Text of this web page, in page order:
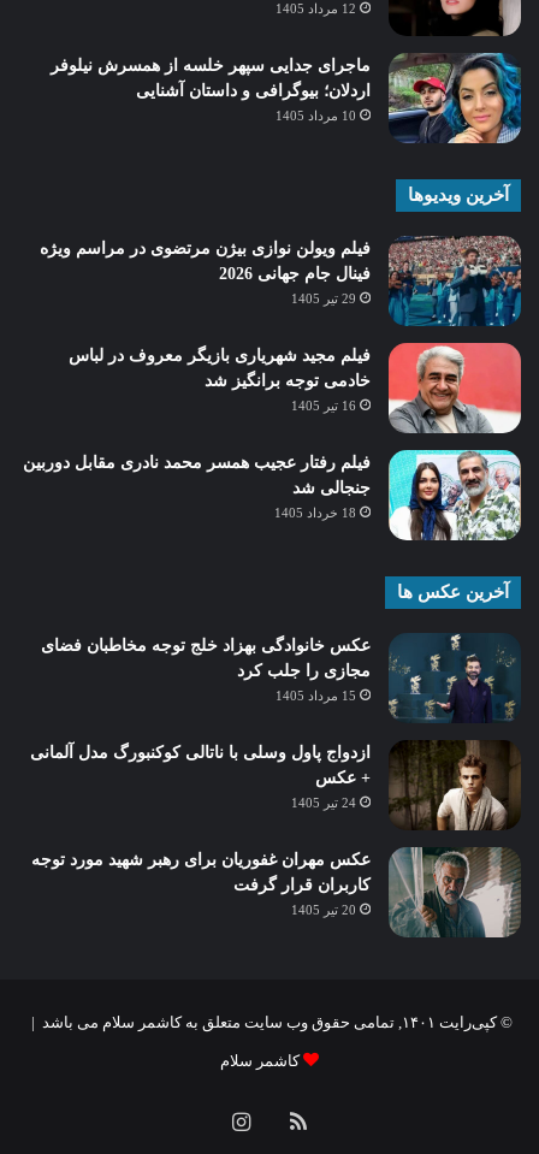
12 مرداد 1405
ماجرای جدایی سپهر خلسه از همسرش نیلوفر
اردلان؛ بیوگرافی و داستان آشنایی
10 مرداد 1405
آخرین ویدیوها
فیلم ویولن نوازی بیژن مرتضوی در مراسم ویژه
فینال جام جهانی 2026
29 تیر 1405
فیلم مجید شهریاری بازیگر معروف در لباس
خادمی توجه برانگیز شد
16 تیر 1405
فیلم رفتار عجیب همسر محمد نادری مقابل دوربین
جنجالی شد
18 خرداد 1405
آخرین عکس ها
عکس خانوادگی بهزاد خلج توجه مخاطبان فضای
مجازی را جلب کرد
15 مرداد 1405
ازدواج پاول وسلی با ناتالی کوکنبورگ مدل آلمانی
+ عکس
24 تیر 1405
عکس مهران غفوریان برای رهبر شهید مورد توجه
کاربران قرار گرفت
20 تیر 1405
© کپی‌رایت ۱۴۰۱, تمامی حقوق وب سایت متعلق به کاشمر سلام می باشد |
کاشمر سلام
خوراکاینستاگرام